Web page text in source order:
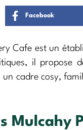
Facebook
Cafe est un
il propose
cadre cosy,
Mulcahy